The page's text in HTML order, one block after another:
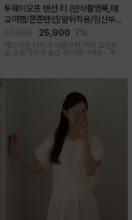
투웨이오프 텐션 티 (만삭촬영룩,태
교여행/쫀쫀텐션/앞뒤착용/임산부,
출산후 착용가능)
25,900 7%
매끄러운 터칭과 러블리한 카라 포인트
로 소장가치가 높은 아이템이에요~ 꾸